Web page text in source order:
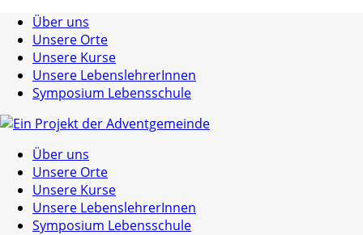
Über uns
Unsere Orte
Unsere Kurse
Unsere LebenslehrerInnen
Symposium Lebensschule
Über uns
Unsere Orte
Unsere Kurse
Unsere LebenslehrerInnen
Symposium Lebensschule